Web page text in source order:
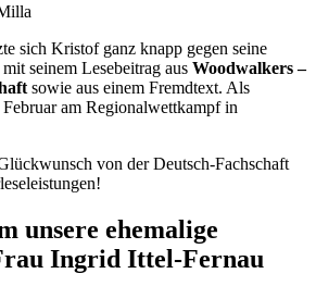
sich Kristof ganz knapp gegen seine
seinem Lesebeitrag aus Woodwalkers –
sowie aus einem Fremdtext. Als
am Regionalwettkampf in
von der Deutsch-Fachschaft
unsere ehemalige
Ingrid Ittel-Fernau